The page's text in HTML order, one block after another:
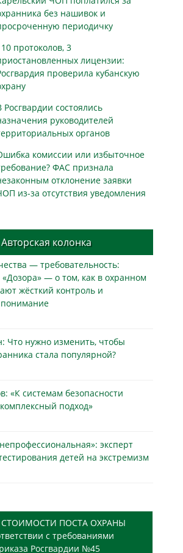
без нашивок и
периодичку
протоколов, 3
лицензии:
проверила кубанскую
Росгвардии состоялись
руководителей
органов
комиссии или избыточное
ФАС признала
отклонение заявки
из-за отсутствия уведомления
Авторская колонка
— требовательность:
— о том, как в охранном
жёсткий контроль и
понимание
Что нужно изменить, чтобы
стала популярной?
«К системам безопасности
подход»
эксперт
детей на экстремизм
СТОИМОСТИ ПОСТА ОХРАНЫ
с требованиями
Росгвардии №45